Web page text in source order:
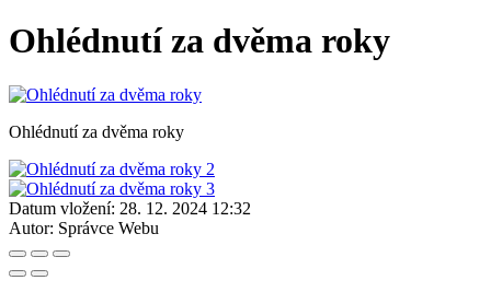
Ohlédnutí za dvěma roky
Ohlédnutí za dvěma roky
Datum vložení: 28. 12. 2024 12:32
Autor: Správce Webu